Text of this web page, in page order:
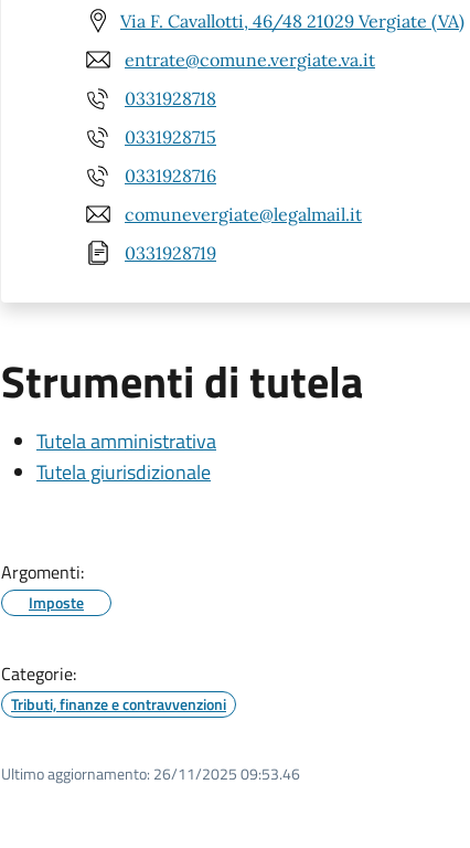
Via F. Cavallotti, 46/48 21029 Vergiate (VA)
entrate@comune.vergiate.va.it
0331928718
0331928715
0331928716
comunevergiate@legalmail.it
0331928719
Strumenti di tutela
Tutela amministrativa
Tutela giurisdizionale
Argomenti:
Imposte
Categorie:
Tributi, finanze e contravvenzioni
Ultimo aggiornamento: 26/11/2025 09:53.46